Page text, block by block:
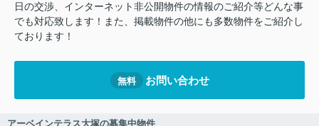
日の交渉、インターネット非公開物件の情報のご紹介等どんな事
でも対応致します！また、掲載物件の他にも多数物件をご紹介し
ております！
無料 お問い合わせ
アーベインテラス大塚の募集中物件